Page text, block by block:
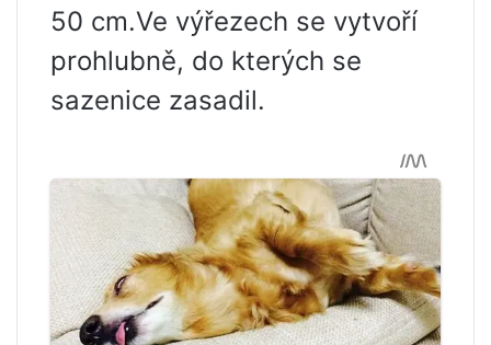
50 cm.Ve výřezech se vytvoří
prohlubně, do kterých se
sazenice zasadil.